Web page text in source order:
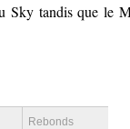
Sky tandis que le
Rebonds